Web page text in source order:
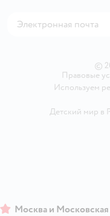
©
Правовые
Используем
Детский мир в
Москва и Московская